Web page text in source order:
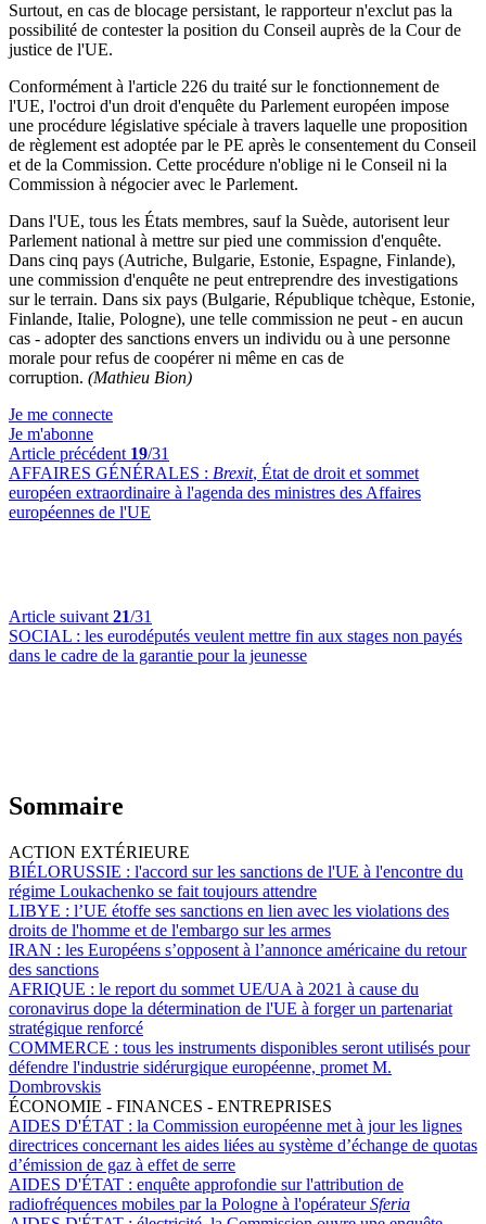
Surtout, en cas de blocage persistant, le rapporteur n'exclut pas la
possibilité de contester la position du Conseil auprès de la Cour de
justice de l'UE.
Conformément à l'article 226 du traité sur le fonctionnement de
l'UE, l'octroi d'un droit d'enquête du Parlement européen impose
une procédure législative spéciale à travers laquelle une proposition
de règlement est adoptée par le PE après le consentement du Conseil
et de la Commission. Cette procédure n'oblige ni le Conseil ni la
Commission à négocier avec le Parlement.
Dans l'UE, tous les États membres, sauf la Suède, autorisent leur
Parlement national à mettre sur pied une commission d'enquête.
Dans cinq pays (Autriche, Bulgarie, Estonie, Espagne, Finlande),
une commission d'enquête ne peut entreprendre des investigations
sur le terrain. Dans six pays (Bulgarie, République tchèque, Estonie,
Finlande, Italie, Pologne), une telle commission ne peut - en aucun
cas - adopter des sanctions envers un individu ou à une personne
morale pour refus de coopérer ni même en cas de
corruption. (Mathieu Bion)
Je me connecte
Je m'abonne
Article précédent 19/31
AFFAIRES GÉNÉRALES : Brexit, État de droit et sommet
européen extraordinaire à l'agenda des ministres des Affaires
européennes de l'UE
Article suivant 21/31
SOCIAL : les eurodéputés veulent mettre fin aux stages non payés
dans le cadre de la garantie pour la jeunesse
Sommaire
ACTION EXTÉRIEURE
BIÉLORUSSIE : l'accord sur les sanctions de l'UE à l'encontre du
régime Loukachenko se fait toujours attendre
LIBYE : l’UE étoffe ses sanctions en lien avec les violations des
droits de l'homme et de l'embargo sur les armes
IRAN : les Européens s’opposent à l’annonce américaine du retour
des sanctions
AFRIQUE : le report du sommet UE/UA à 2021 à cause du
coronavirus dope la détermination de l'UE à forger un partenariat
stratégique renforcé
COMMERCE : tous les instruments disponibles seront utilisés pour
défendre l'industrie sidérurgique européenne, promet M.
Dombrovskis
ÉCONOMIE - FINANCES - ENTREPRISES
AIDES D'ÉTAT : la Commission européenne met à jour les lignes
directrices concernant les aides liées au système d’échange de quotas
d’émission de gaz à effet de serre
AIDES D'ÉTAT : enquête approfondie sur l'attribution de
radiofréquences mobiles par la Pologne à l'opérateurSferia